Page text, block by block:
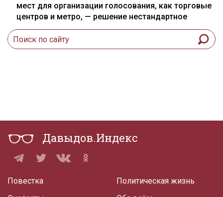
мест для организации голосования, как торговые
центров и метро, — решение нестандартное
Давыдов.Индекс
Повестка
Политическая жизнь